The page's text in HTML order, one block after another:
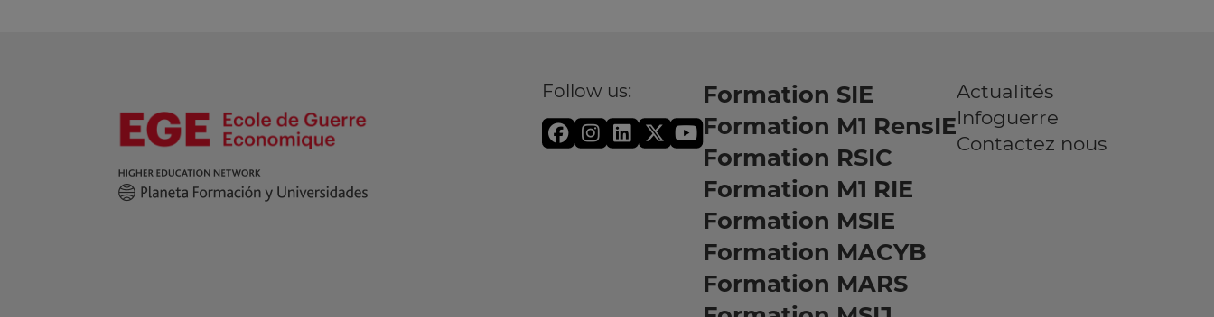
Follow us:
Formation SIE
Formation M1 RensIE
Formation RSIC
Formation M1 RIE
Formation MSIE
Formation MACYB
Formation MARS
Actualités
Infoguerre
Contactez nous